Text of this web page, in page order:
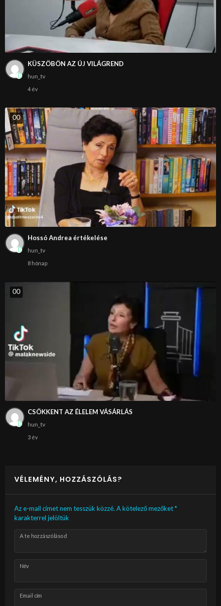
KÜSZÖBÖN AZ ÚJ VILÁGREND
hun_tv
4 év
00
Hossó Andrea értékelése
hun_tv
8 hónap
00
CSÖKKENT AZ ÉLELEM VÁSÁRLÁS
hun_tv
3 év
VÉLEMÉNY, HOZZÁSZÓLÁS?
Az e-mail címet nem tesszük közzé. A kötelező mezőket*
karakterrel jelöltük
A te hozzászólásod
Név
Email cím